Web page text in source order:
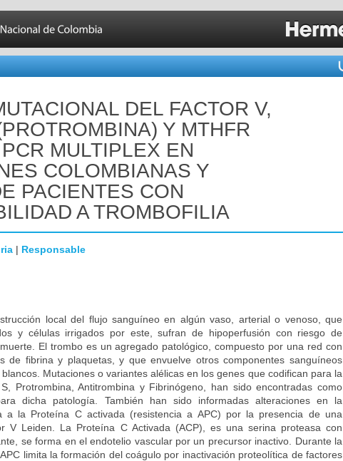
DEL FACTOR V,
Y MTHFR
MULTIPLEX EN
COLOMBIANAS Y
PACIENTES CON
A TROMBOFILIA
| Responsable
local del flujo sanguíneo en algún vaso, arterial o venoso, que
y células irrigados por este, sufran de hipoperfusión con riesgo de
El trombo es un agregado patológico, compuesto por una red con
de fibrina y plaquetas, y que envuelve otros componentes sanguíneos
Mutaciones o variantes alélicas en los genes que codifican para la
Protrombina, Antitrombina y Fibrinógeno, han sido encontradas como
dicha patología. También han sido informadas alteraciones en la
a la Proteína C activada (resistencia a APC) por la presencia de una
V Leiden. La Proteína C Activada (ACP), es una serina proteasa con
se forma en el endotelio vascular por un precursor inactivo. Durante la
limita la formación del coágulo por inactivación proteolítica de factores